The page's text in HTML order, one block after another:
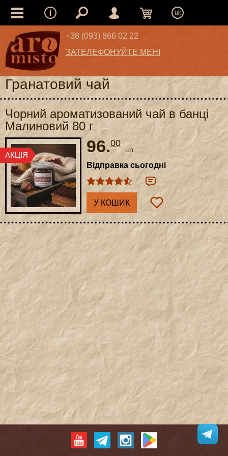
uk
+38 (093) 866 02 22
ЗАТЕЛЕФОНУЙТЕ МЕНІ
Гранатовий чай
Чорний ароматизований чай в банці
Малиновий 80 г
96.00
шт.
Відправка сьогодні
У КОШИК